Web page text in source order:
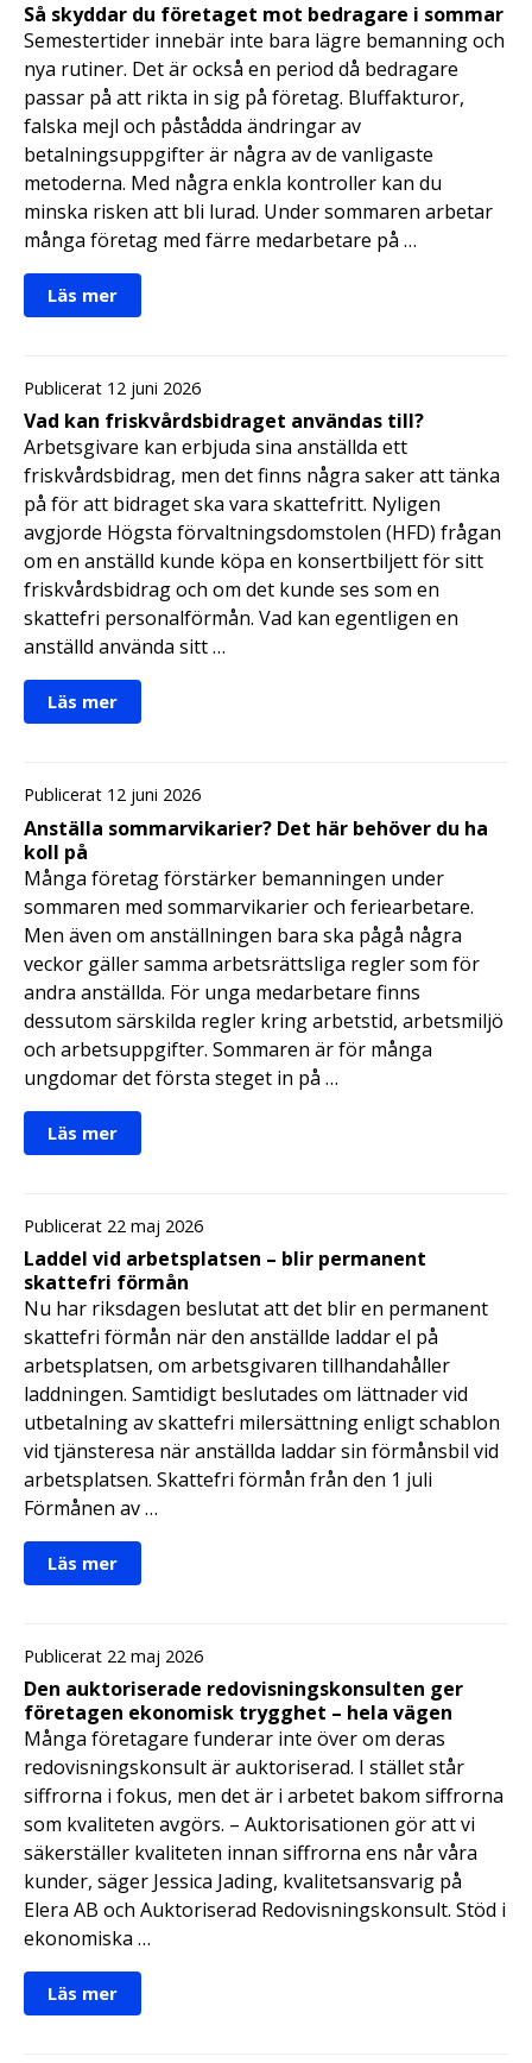
Så skyddar du företaget mot bedragare i sommar
Semestertider innebär inte bara lägre bemanning och
nya rutiner. Det är också en period då bedragare
passar på att rikta in sig på företag. Bluffakturor,
falska mejl och påstådda ändringar av
betalningsuppgifter är några av de vanligaste
metoderna. Med några enkla kontroller kan du
minska risken att bli lurad. Under sommaren arbetar
många företag med färre medarbetare på …
Läs mer
Publicerat 12 juni 2026
Vad kan friskvårdsbidraget användas till?
Arbetsgivare kan erbjuda sina anställda ett
friskvårdsbidrag, men det finns några saker att tänka
på för att bidraget ska vara skattefritt. Nyligen
avgjorde Högsta förvaltningsdomstolen (HFD) frågan
om en anställd kunde köpa en konsertbiljett för sitt
friskvårdsbidrag och om det kunde ses som en
skattefri personalförmån. Vad kan egentligen en
anställd använda sitt …
Läs mer
Publicerat 12 juni 2026
Anställa sommarvikarier? Det här behöver du ha
koll på
Många företag förstärker bemanningen under
sommaren med sommarvikarier och feriearbetare.
Men även om anställningen bara ska pågå några
veckor gäller samma arbetsrättsliga regler som för
andra anställda. För unga medarbetare finns
dessutom särskilda regler kring arbetstid, arbetsmiljö
och arbetsuppgifter. Sommaren är för många
ungdomar det första steget in på …
Läs mer
Publicerat 22 maj 2026
Laddel vid arbetsplatsen – blir permanent
skattefri förmån
Nu har riksdagen beslutat att det blir en permanent
skattefri förmån när den anställde laddar el på
arbetsplatsen, om arbetsgivaren tillhandahåller
laddningen. Samtidigt beslutades om lättnader vid
utbetalning av skattefri milersättning enligt schablon
vid tjänsteresa när anställda laddar sin förmånsbil vid
arbetsplatsen. Skattefri förmån från den 1 juli
Förmånen av …
Läs mer
Publicerat 22 maj 2026
Den auktoriserade redovisningskonsulten ger
företagen ekonomisk trygghet – hela vägen
Många företagare funderar inte över om deras
redovisningskonsult är auktoriserad. I stället står
siffrorna i fokus, men det är i arbetet bakom siffrorna
som kvaliteten avgörs. – Auktorisationen gör att vi
säkerställer kvaliteten innan siffrorna ens når våra
kunder, säger Jessica Jading, kvalitetsansvarig på
Elera AB och Auktoriserad Redovisningskonsult. Stöd i
ekonomiska …
Läs mer